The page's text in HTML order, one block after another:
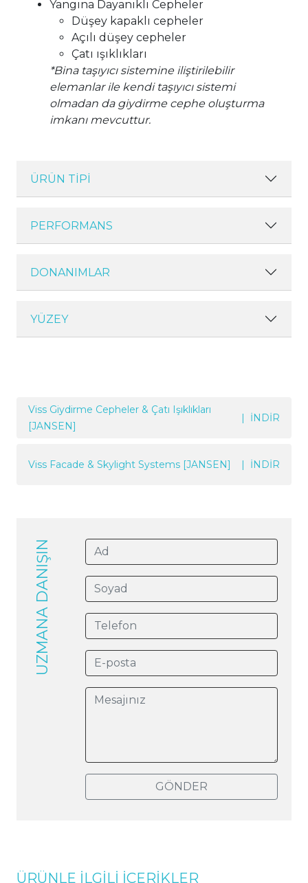
Yangına Dayanıklı Cepheler
Düşey kapaklı cepheler
Açılı düşey cepheler
Çatı ışıklıkları
*Bina taşıyıcı sistemine iliştirilebilir
elemanlar ile kendi taşıyıcı sistemi
olmadan da giydirme cephe oluşturma
imkanı mevcuttur.
ÜRÜN TİPİ
PERFORMANS
DONANIMLAR
YÜZEY
Viss Giydirme Cepheler & Çatı Işıklıkları
[JANSEN]
| İNDİR
Viss Facade & Skylight Systems [JANSEN] | İNDİR
UZMANA DANIŞIN
GÖNDER
ÜRÜNLE İLGİLİ İÇERİKLER